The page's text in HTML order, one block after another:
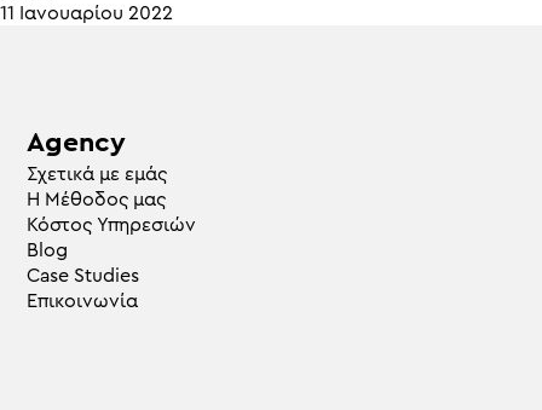
11 Ιανουαρίου 2022
Agency
Σχετικά με εμάς
Η Μέθοδος μας
Κόστος Υπηρεσιών
Blog
Case Studies
Επικοινωνία